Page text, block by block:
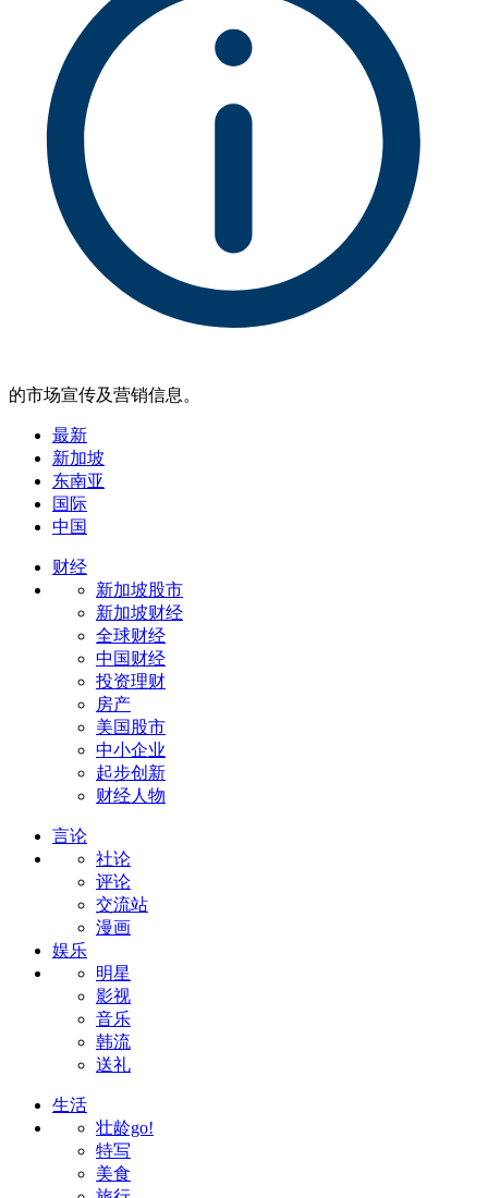
的市场宣传及营销信息。
最新
新加坡
东南亚
国际
中国
财经
新加坡股市
新加坡财经
全球财经
中国财经
投资理财
房产
美国股市
中小企业
起步创新
财经人物
言论
社论
评论
交流站
漫画
娱乐
明星
影视
音乐
韩流
送礼
生活
壮龄go!
特写
美食